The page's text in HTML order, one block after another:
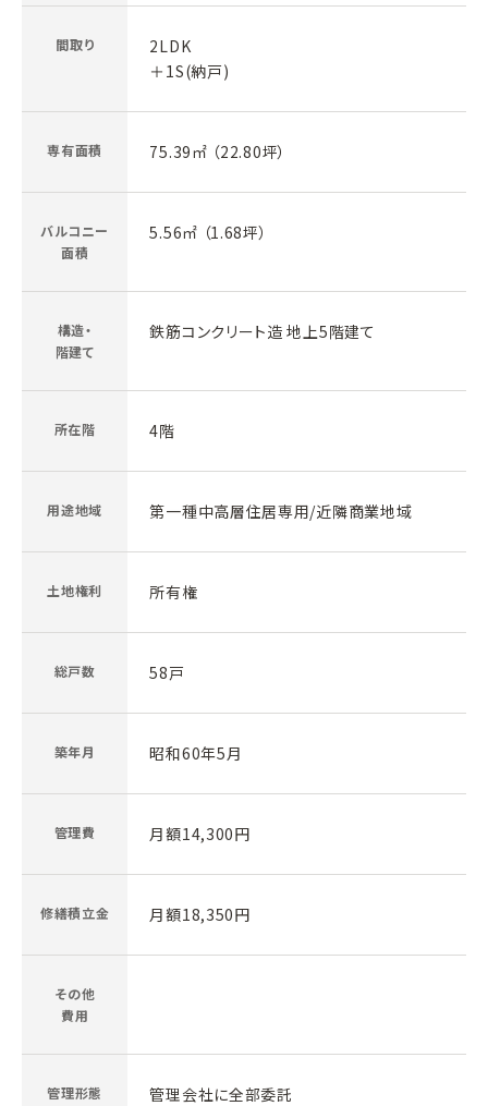
間取り
2LDK
＋1S(納戸)
専有面積 75.39㎡ （22.80坪）
バルコニー
面積
5.56㎡ （1.68坪）
構造・
階建て
鉄筋コンクリート造 地上5階建て
所在階 4階
用途地域 第一種中高層住居専用/近隣商業地域
土地権利 所有権
総戸数 58戸
築年月 昭和60年5月
管理費 月額14,300円
修繕積立金 月額18,350円
その他
費用
管理形態 管理会社に全部委託